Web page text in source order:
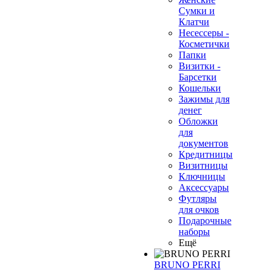
Сумки и
Клатчи
Несессеры -
Косметички
Папки
Визитки -
Барсетки
Кошельки
Зажимы для
денег
Обложки
для
документов
Кредитницы
Визитницы
Ключницы
Аксессуары
Футляры
для очков
Подарочные
наборы
Ещё
BRUNO PERRI